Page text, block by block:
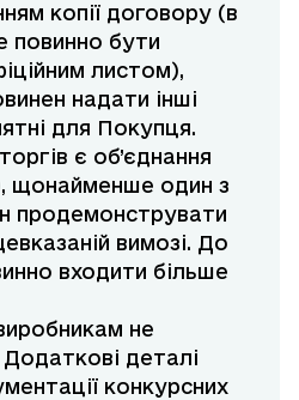
копії договору (в
повинно бути
листом),
надати інші
для Покупця.
є об’єднання
щонайменше один з
продемонструвати
вимозі. До
входити більше
не
деталі
конкурсних